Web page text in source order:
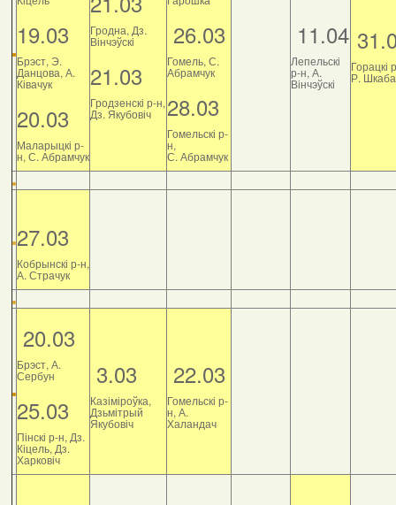
19.03
Брэст, Э.
Данцова, А.
Ківачук
20.03
Маларыцкі р-
н, С. Абрамчук
Гродна, Дз.
Вінчэўскі
21.03
Гродзенскі р-н,
Дз. Якубовіч
26.03
Гомель, С.
Абрамчук
28.03
Гомельскі р-
н,
С. Абрамчук
11.04
Лепельскі
р-н, А.
Вінчэўскі
Горацкі
Р.
27.03
Кобрынскі р-н,
А. Страчук
20.03
Брэст, А.
Сербун
25.03
Пінскі р-н, Дз.
Кіцель, Дз.
Харковіч
3.03
Казіміроўка,
Дзьмітрый
Якубовіч
22.03
Гомельскі р-
н, А.
Халандач